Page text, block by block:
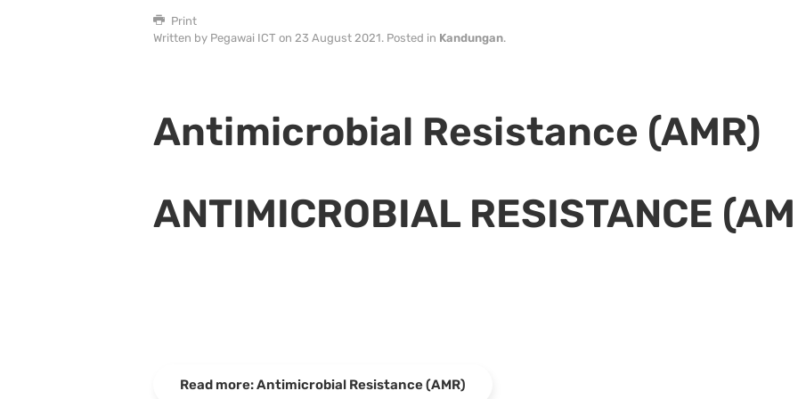
Print
Written by Pegawai ICT on 23 August 2021. Posted in Kandungan.
Antimicrobial Resistance (AMR)
ANTIMICROBIAL RESISTANCE
Read more: Antimicrobial Resistance (AMR)